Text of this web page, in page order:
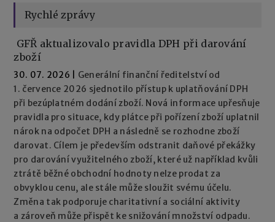
Rychlé zprávy
GFŘ aktualizovalo pravidla DPH při darování
zboží
30. 07. 2026
Generální finanční ředitelství od
1. července 2026 sjednotilo přístup k uplatňování DPH
při bezúplatném dodání zboží. Nová informace upřesňuje
pravidla pro situace, kdy plátce při pořízení zboží uplatnil
nárok na odpočet DPH a následně se rozhodne zboží
darovat. Cílem je především odstranit daňové překážky
pro darování využitelného zboží, které už například kvůli
ztrátě běžné obchodní hodnoty nelze prodat za
obvyklou cenu, ale stále může sloužit svému účelu.
Změna tak podporuje charitativní a sociální aktivity
a zároveň může přispět ke snižování množství odpadu.